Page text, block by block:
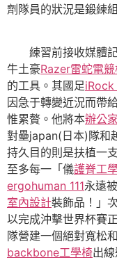
劑隊員的狀況是鍛練
練習前接收媒體記
牛土豪Razer雷蛇電
的工具。其國足
因急于轉變近況而帶
惟累贅。他將本辦公
對壘japan(日本)隊和
持久目的則是扶植一
至多每一「儀護脊工
ergohuman 111永遠
室內設計裝飾品！」
以完成沖擊世界杯賽
隊營建一個絕對寬松
backbone工學椅出